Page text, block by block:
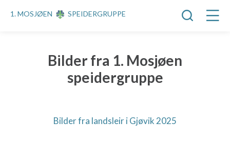
1. MOSJØEN SPEIDERGRUPPE
Bilder fra 1. Mosjøen
speidergruppe
Bilder fra landsleir i Gjøvik 2025